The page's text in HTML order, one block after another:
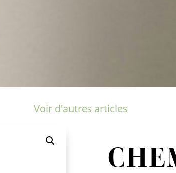
Voir d'autres articles